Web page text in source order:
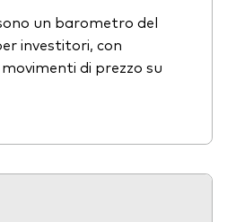
un barometro del
investitori, con
di prezzo su